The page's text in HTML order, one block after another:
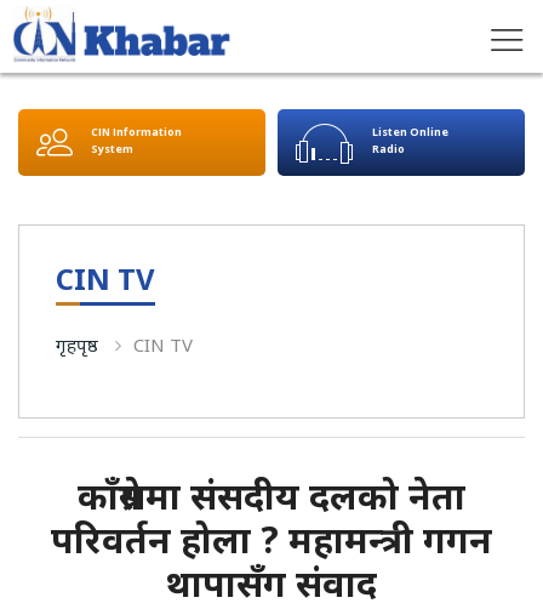
CIN Information
System
Listen Online
Radio
CIN TV
गृहपृष्ठ CIN TV
काँग्रेसमा संसदीय दलको नेता
परिवर्तन होला ? महामन्त्री गगन
थापासँग संवाद